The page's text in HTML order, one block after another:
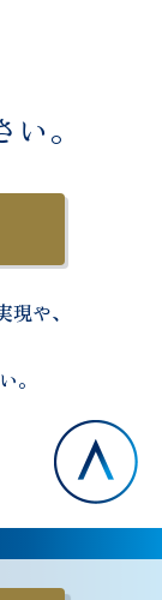
。
や、
。